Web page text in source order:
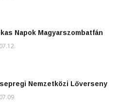
Napok Magyarszombatfán
Nemzetközi Lőverseny